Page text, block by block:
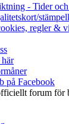
- Tider
regler &
på Facebook
forum för